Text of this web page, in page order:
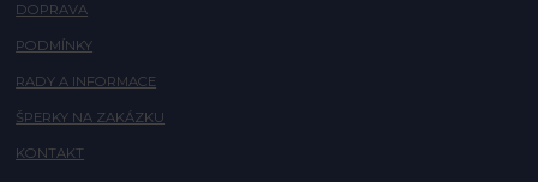
DOPRAVA
PODMÍNKY
RADY A INFORMACE
ŠPERKY NA ZAKÁZKU
KONTAKT